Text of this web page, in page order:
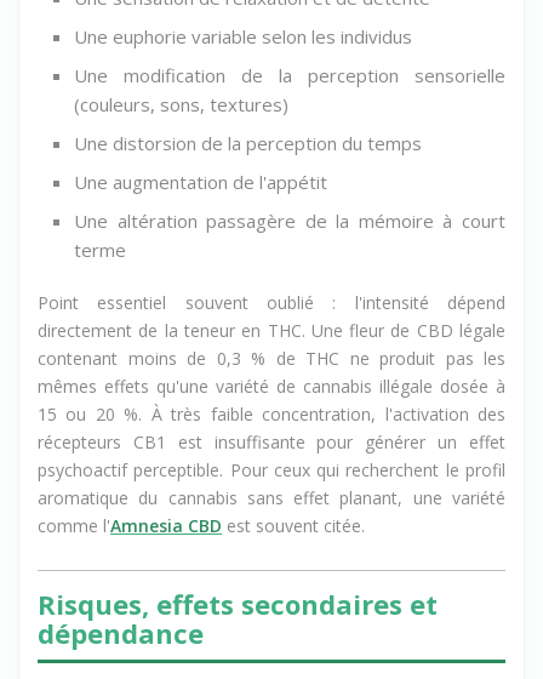
Une euphorie variable selon les individus
Une modification de la perception sensorielle
Une altération passagère de la mémoire à court
Point essentiel souvent oublié : l'intensité dépend
directement de la teneur en THC. Une fleur de CBD légale
contenant moins de 0,3 % de THC ne produit pas les
mêmes effets qu'une variété de cannabis illégale dosée à
15 ou 20 %. À très faible concentration, l'activation des
récepteurs CB1 est insuffisante pour générer un effet
psychoactif perceptible. Pour ceux qui recherchent le profil
aromatique du cannabis sans effet planant, une variété
Risques, effets secondaires et
dépendance